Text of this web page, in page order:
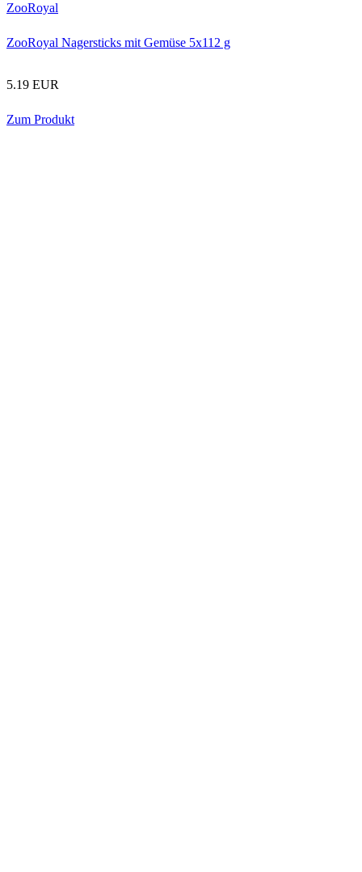
ZooRoyal
ZooRoyal Nagersticks mit Gemüse 5x112 g
5.19 EUR
Zum Produkt